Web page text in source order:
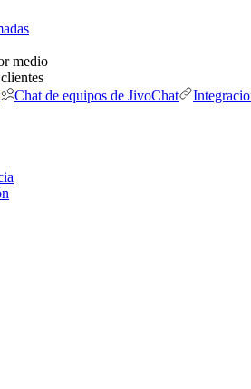
medio
Chat de equipos de JivoChat